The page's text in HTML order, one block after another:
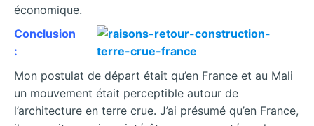
économique.
Conclusion
:
Mon postulat de départ était qu’en France et au Mali
un mouvement était perceptible autour de
l’architecture en terre crue. J’ai présumé qu’en France,